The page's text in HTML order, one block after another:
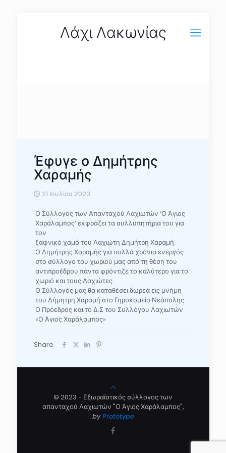
Λάχι Λακωνίας
Έφυγε ο Δημήτρης
Χαραμής
21 Ιουλίου 2023
Ο Σύλλογος των Απανταχού Λαχιωτών ‘Ο Άγιος
Χαράλαμπος’ εκφράζει τα συλλυπητήρια του για
τον
ξαφνικό χαμό του Λαχιώτη Δημήτρη Χαραμή.
Ο Δημήτρης Χαραμής για πολλά χρόνια ενεργός
στο σύλλογο του χωριού μας από τη θέση του
αντιπροέδρου πάντα φρόντιζε το καλύτερο για το
χωριό και τους Λαχιώτες.
Ο Σύλλογός μας θα καταθέσει δωρεά εις μνήμη
του Δήμητρη Χαραμή στο Γηροκομείο Νεάπολης.
Ο Πρόεδρος και το Δ.Σ του Συλλόγου Λαχιωτών
«Ο Άγιος Χαράλαμπος»
Share
© 2023 - Εξωραϊστικός σύλλογος των
απανταχού Λαχιωτών "Ο Άγιος Χαράλαμπος",
byPrototype